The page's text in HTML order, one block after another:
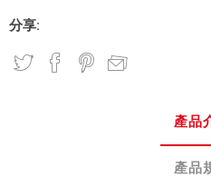
分享:
產品
產品